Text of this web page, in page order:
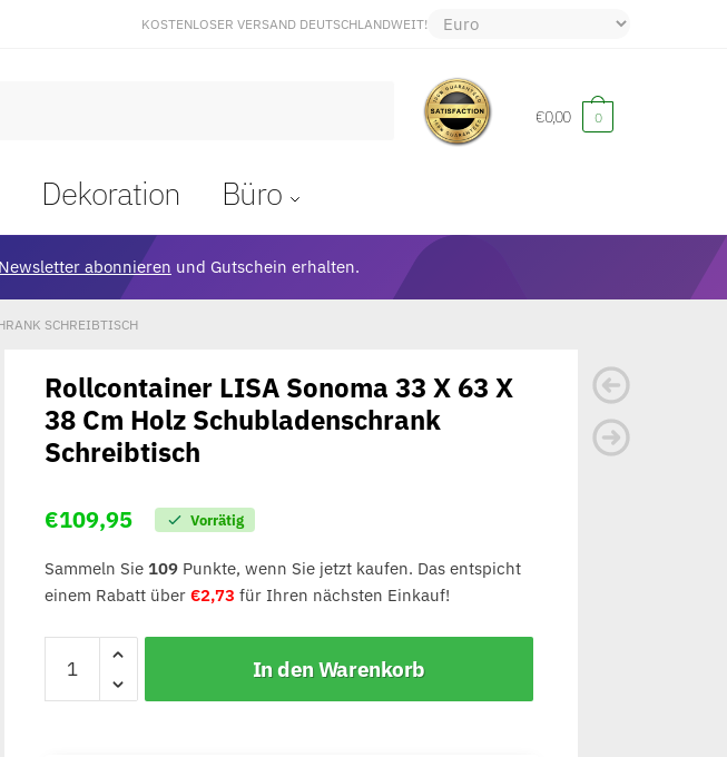
KOSTENLOSER VERSAND DEUTSCHLANDWEIT!
€0,00 0
Dekoration Büro
abonnieren und Gutschein erhalten.
SCHREIBTISCH
Rollcontainer LISA Sonoma 33 X 63 X
38 Cm Holz Schubladenschrank
Schreibtisch
€109,95 Vorrätig
Sammeln Sie 109Punkte, wenn Sie jetzt kaufen. Das entspicht
einem Rabatt über €2,73 für Ihren nächsten Einkauf!
In den Warenkorb